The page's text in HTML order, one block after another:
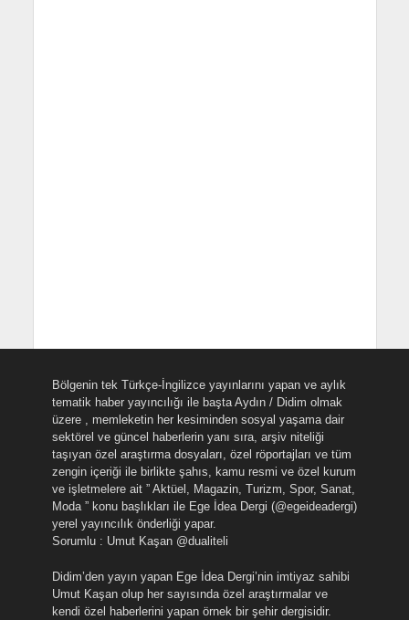
Bölgenin tek Türkçe-İngilizce yayınlarını yapan ve aylık
tematik haber yayıncılığı ile başta Aydın / Didim olmak
üzere , memleketin her kesiminden sosyal yaşama dair
sektörel ve güncel haberlerin yanı sıra, arşiv niteliği
taşıyan özel araştırma dosyaları, özel röportajları ve tüm
zengin içeriği ile birlikte şahıs, kamu resmi ve özel kurum
ve işletmelere ait ” Aktüel, Magazin, Turizm, Spor, Sanat,
Moda ” konu başlıkları ile Ege İdea Dergi (@egeideadergi)
yerel yayıncılık önderliği yapar.
Sorumlu : Umut Kaşan @dualiteli
Didim’den yayın yapan Ege İdea Dergi’nin imtiyaz sahibi
Umut Kaşan olup her sayısında özel araştırmalar ve
kendi özel haberlerini yapan örnek bir şehir dergisidir.